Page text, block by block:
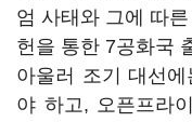
엄 사태와 그에 따
헌을 통한 7공화국
아울러 조기 대선
야 하고, 오픈프라